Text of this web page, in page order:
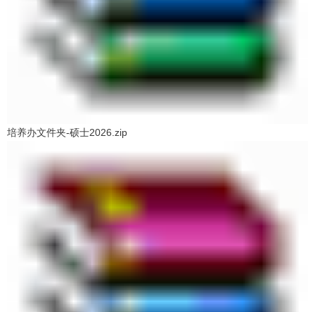
培养办文件夹-硕士2026.zip